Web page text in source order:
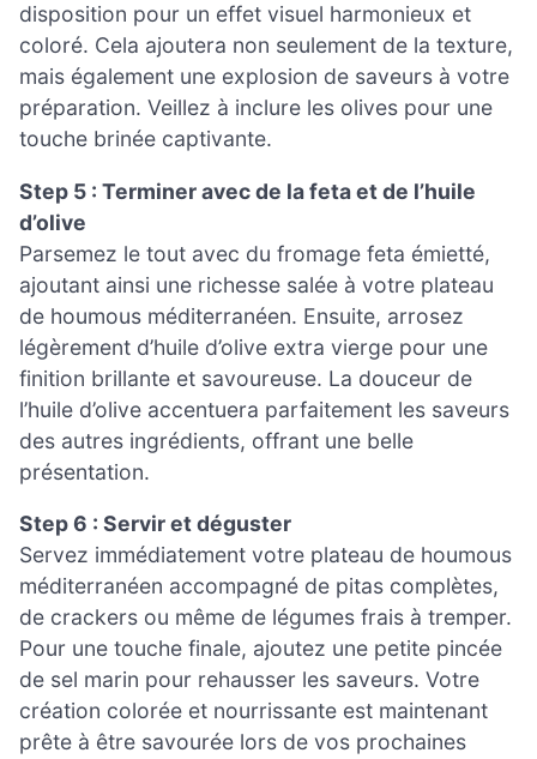
disposition pour un effet visuel harmonieux et
coloré. Cela ajoutera non seulement de la texture,
mais également une explosion de saveurs à votre
préparation. Veillez à inclure les olives pour une
touche brinée captivante.
Step 5 : Terminer avec de la feta et de l’huile
d’olive
Parsemez le tout avec du fromage feta émietté,
ajoutant ainsi une richesse salée à votre plateau
de houmous méditerranéen. Ensuite, arrosez
légèrement d’huile d’olive extra vierge pour une
finition brillante et savoureuse. La douceur de
l’huile d’olive accentuera parfaitement les saveurs
des autres ingrédients, offrant une belle
présentation.
Step 6 : Servir et déguster
Servez immédiatement votre plateau de houmous
méditerranéen accompagné de pitas complètes,
de crackers ou même de légumes frais à tremper.
Pour une touche finale, ajoutez une petite pincée
de sel marin pour rehausser les saveurs. Votre
création colorée et nourrissante est maintenant
prête à être savourée lors de vos prochaines